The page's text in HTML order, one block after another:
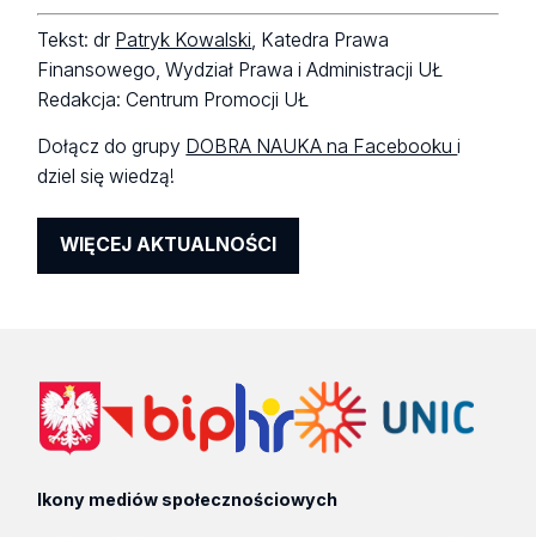
Tekst: dr Patryk Kowalski, Katedra Prawa
Finansowego, Wydział Prawa i Administracji UŁ
Redakcja: Centrum Promocji UŁ
Dołącz do grupy DOBRA NAUKA na Facebookui
dziel się wiedzą!
WIĘCEJ AKTUALNOŚCI
Ikony mediów społecznościowych